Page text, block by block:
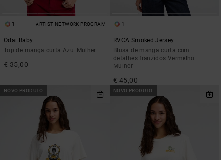
1 ARTIST NETWORK PROGRAM
Odai Baby
Top de manga curta Azul Mulher
€ 35,00
1
RVCA Smoked Jersey
Blusa de manga curta com
detalhes franzidos Vermelho
Mulher
€ 45,00
NOVO PRODUTO NOVO PRODUTO